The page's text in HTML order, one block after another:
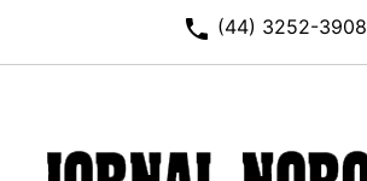
phone (44) 3252-3908